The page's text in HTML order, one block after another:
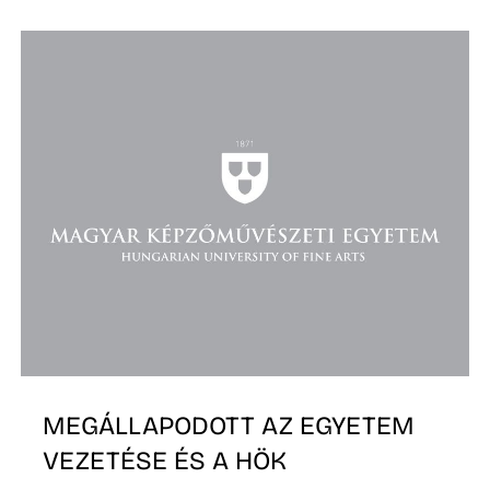
MEGÁLLAPODOTT AZ EGYETEM
VEZETÉSE ÉS A HÖK